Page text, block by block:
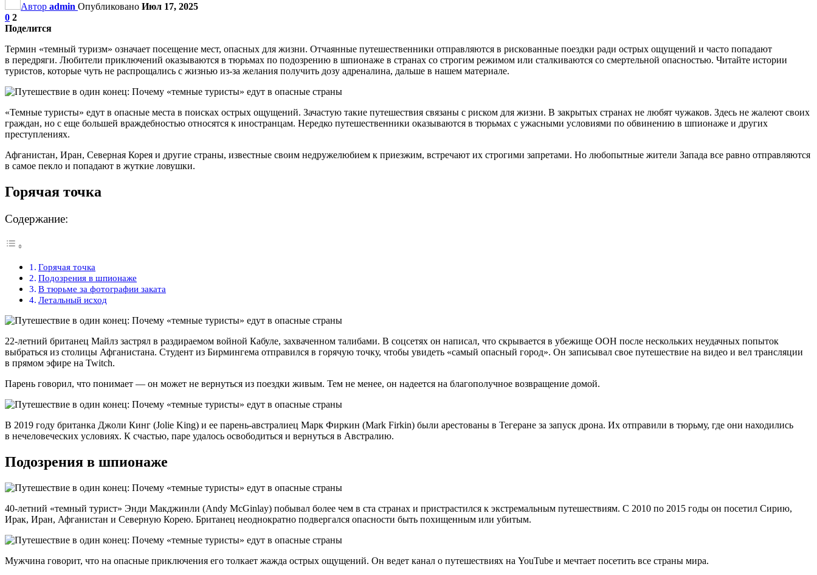
Автор admin Опубликовано Июл 17, 2025
0 2
Поделится
Термин «темный туризм» означает посещение мест, опасных для жизни. Отчаянные путешественники отправляются в рискованные поездки ради острых ощущений и часто попадают
в передряги. Любители приключений оказываются в тюрьмах по подозрению в шпионаже в странах со строгим режимом или сталкиваются со смертельной опасностью. Читайте истории
туристов, которые чуть не распрощались с жизнью из-за желания получить дозу адреналина, дальше в нашем материале.
«Темные туристы» едут в опасные места в поисках острых ощущений. Зачастую такие путешествия связаны с риском для жизни. В закрытых странах не любят чужаков. Здесь не жалеют своих
граждан, но с еще большей враждебностью относятся к иностранцам. Нередко путешественники оказываются в тюрьмах с ужасными условиями по обвинению в шпионаже и других
преступлениях.
Афганистан, Иран, Северная Корея и другие страны, известные своим недружелюбием к приезжим, встречают их строгими запретами. Но любопытные жители Запада все равно отправляются
в самое пекло и попадают в жуткие ловушки.
Горячая точка
Содержание:
Горячая точка
Подозрения в шпионаже
В тюрьме за фотографии заката
Летальный исход
22-летний британец Майлз застрял в раздираемом войной Кабуле, захваченном талибами. В соцсетях он написал, что скрывается в убежище ООН после нескольких неудачных попыток
выбраться из столицы Афганистана. Студент из Бирмингема отправился в горячую точку, чтобы увидеть «самый опасный город». Он записывал свое путешествие на видео и вел трансляции
в прямом эфире на Twitch.
Парень говорил, что понимает — он может не вернуться из поездки живым. Тем не менее, он надеется на благополучное возвращение домой.
В 2019 году британка Джоли Кинг (Jolie King) и ее парень-австралиец Марк Фиркин (Mark Firkin) были арестованы в Тегеране за запуск дрона. Их отправили в тюрьму, где они находились
в нечеловеческих условиях. К счастью, паре удалось освободиться и вернуться в Австралию.
Подозрения в шпионаже
40-летний «темный турист» Энди Макджинли (Andy McGinlay) побывал более чем в ста странах и пристрастился к экстремальным путешествиям. С 2010 по 2015 годы он посетил Сирию,
Ирак, Иран, Афганистан и Северную Корею. Британец неоднократно подвергался опасности быть похищенным или убитым.
Мужчина говорит, что на опасные приключения его толкает жажда острых ощущений. Он ведет канал о путешествиях на YouTube и мечтает посетить все страны мира.